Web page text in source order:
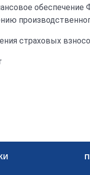
обеспечение
страховых